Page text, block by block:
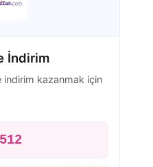
İndirim
indirim kazanmak için